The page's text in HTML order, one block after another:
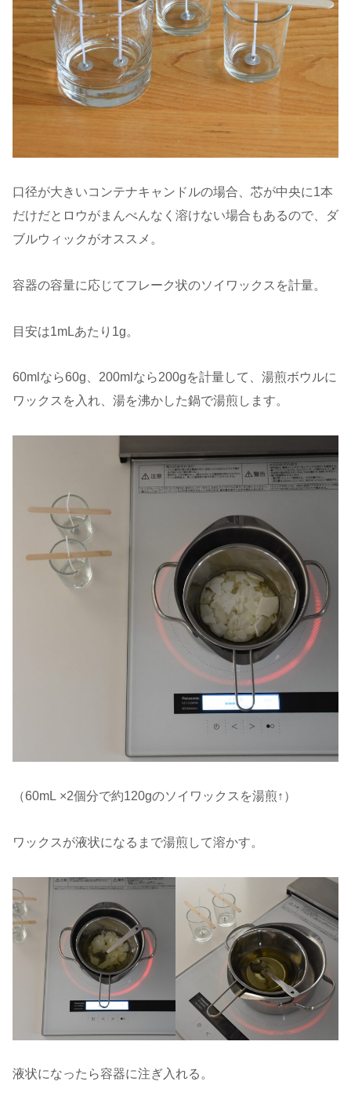
口径が大きいコンテナキャンドルの場合、芯が中央に1本
だけだとロウがまんべんなく溶けない場合もあるので、ダ
ブルウィックがオススメ。
容器の容量に応じてフレーク状のソイワックスを計量。
目安は1mLあたり1g。
60mlなら60g、200mlなら200gを計量して、湯煎ボウルに
ワックスを入れ、湯を沸かした鍋で湯煎します。
（60mL ×2個分で約120gのソイワックスを湯煎↑）
ワックスが液状になるまで湯煎して溶かす。
液状になったら容器に注ぎ入れる。